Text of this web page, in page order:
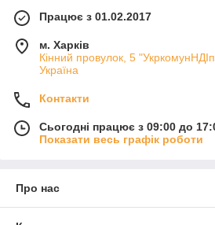
Працює з 01.02.2017
м. Харків
Кінний провулок, 5
Україна
Контакти
Сьогодні працює з 09:00 до
Показати весь графік роботи
Про нас